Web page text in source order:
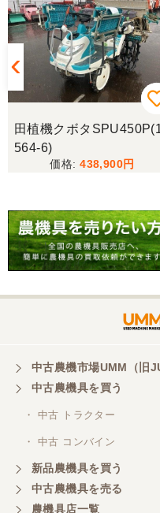
田植機クボタ
564-6)
438,900
中古農機市場UMM（旧
中古農機具を買う
・ 中古 トラクター
・ 中古 コンバイン
新品農機具を買う
中古農機具を売る
農機具店一覧